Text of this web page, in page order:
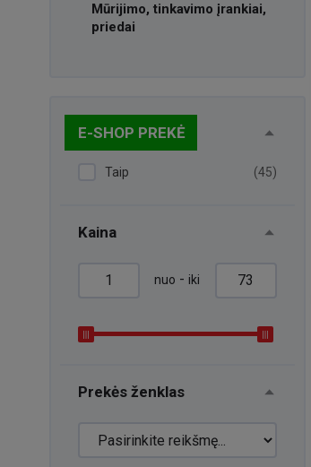
Mūrijimo, tinkavimo įrankiai,
priedai
E-SHOP PREKĖ
Taip (45)
Kaina
nuo - iki
Prekės ženklas